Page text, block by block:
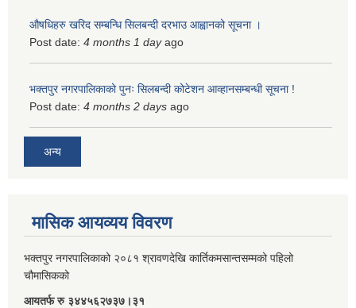
औषधिहरु खरिद सम्बन्धि सिलबन्दी दरभाउ आह्वानको सूचना ।
Post date: 4 months 1 dayago
भक्तपुर नगरपालिकाको पुनः सिलबन्दी कोटेशन आव्हानसम्बन्धी सूचना !
Post date: 4 months 2 days ago
अन्य
मासिक आयव्यय विवरण
भक्तपुर नगरपालिकाको २०८१ श्रावणदेखि कार्तिकमसान्तसम्मको पहिलो
चौमासिकको
आयतर्फ रु‌ ३४४५६२७३७।३१